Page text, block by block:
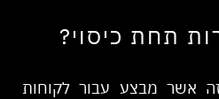
תחת כיסוי?
אשר מבצע עבור לקוחות